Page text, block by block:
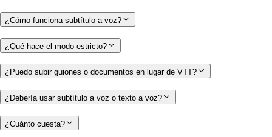
¿Cómo funciona subtítulo a voz?
¿Qué hace el modo estricto?
¿Puedo subir guiones o documentos en lugar de VTT?
¿Debería usar subtítulo a voz o texto a voz?
¿Cuánto cuesta?